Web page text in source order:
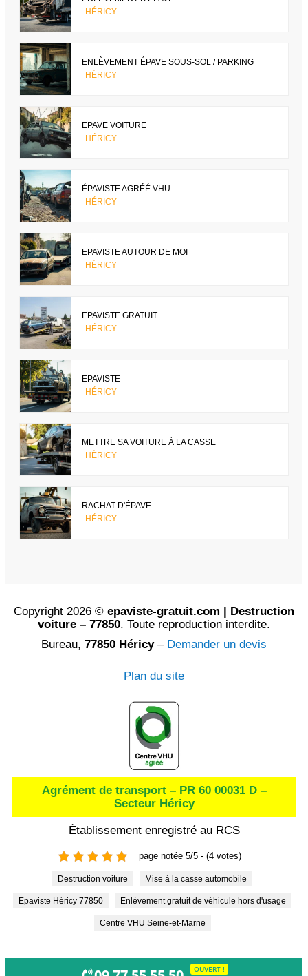
HÉRICY
ENLÈVEMENT ÉPAVE SOUS-SOL / PARKING
HÉRICY
EPAVE VOITURE
HÉRICY
ÉPAVISTE AGRÉÉ VHU
HÉRICY
EPAVISTE AUTOUR DE MOI
HÉRICY
EPAVISTE GRATUIT
HÉRICY
EPAVISTE
HÉRICY
METTRE SA VOITURE À LA CASSE
HÉRICY
RACHAT D'ÉPAVE
HÉRICY
Copyright 2026 © epaviste-gratuit.com | Destruction
voiture – 77850. Toute reproduction interdite.
Bureau, 77850 Héricy– Demander un devis
Plan du site
Agrément de transport – PR 60 00031 D –
Secteur Héricy
Établissement enregistré au RCS
page notée 5/5 - (4 votes)
Destruction voiture Mise à la casse automobile
Epaviste Héricy 77850 Enlèvement gratuit de véhicule hors d'usage
Centre VHU Seine-et-Marne
OUVERT !